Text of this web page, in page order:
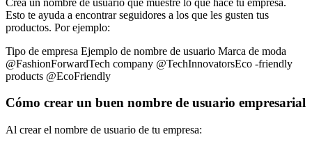
Esto te ayuda a encontrar seguidores a los que les gusten tus
productos. Por ejemplo:
Tipo de empresa Ejemplo de nombre de usuario Marca de moda
@FashionForwardTech company @TechInnovatorsEco -friendly
products @EcoFriendly
Cómo crear un buen nombre de usuario empresarial
Al crear el nombre de usuario de tu empresa: